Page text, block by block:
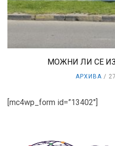
МОЖНИ ЛИ СЕ
АРХИВА
[mc4wp_form id=”13402″]